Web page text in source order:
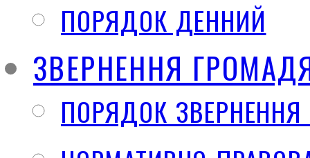
ПОРЯДОК ДЕННИЙ
ЗВЕРНЕННЯ
ПОРЯДОК